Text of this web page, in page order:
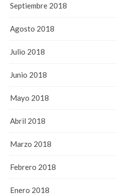
Septiembre 2018
Agosto 2018
Julio 2018
Junio 2018
Mayo 2018
Abril 2018
Marzo 2018
Febrero 2018
Enero 2018